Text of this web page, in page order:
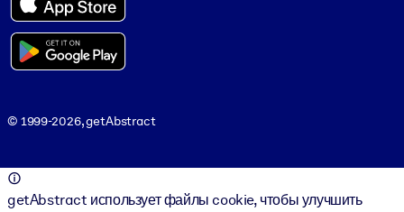
© 1999-2026, getAbstract
getAbstract использует файлы cookie, чтобы улучшить